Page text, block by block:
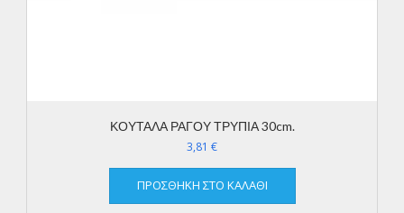
ΚΟΥΤΑΛΑ ΡΑΓΟΥ ΤΡΥΠΙΑ 30cm.
3,81 €
ΠΡΟΣΘΉΚΗ ΣΤΟ ΚΑΛΆΘΙ